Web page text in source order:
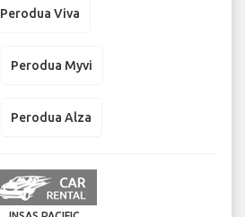
Perodua Viva
Perodua Myvi
Perodua Alza